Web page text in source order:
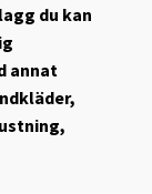
du kan
annat